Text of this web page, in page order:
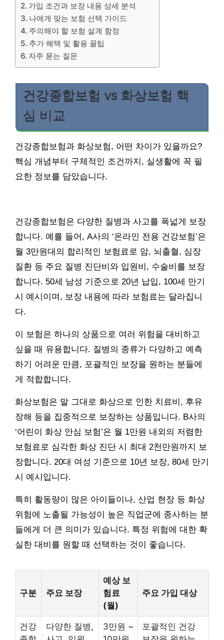
가입 조건과 보장 내용 상세 분석
나에게 맞는 보험 선택 가이드
주의해야 할 보험 설계 함정
추가 혜택 및 활용 꿀팁
자주 묻는 질문
건강종합보험 vs 화상보험 핵
심 비교
건강종합보험과 화상보험, 어떤 차이가 있을까요?
핵심 개념부터 구체적인 조건까지, 실생활에 꼭 필
요한 정보를 담았습니다.
건강종합보험은 다양한 질병과 사고를 폭넓게 보장
합니다. 예를 들어, A사의 ‘온라인 전용 건강보험’은
월 3만원대의 합리적인 보험료로 암, 뇌출혈, 심장
질환 등 주요 질병 진단비와 입원비, 수술비를 보장
합니다. 50세 남성 기준으로 20년 납입, 100세 만기
시 예시이며, 보장 내용에 따라 보험료는 달라집니
다.
이 보험은 하나의 상품으로 여러 위험을 대비하고
싶을 때 유용합니다. 질병의 종류가 다양하고 예측
하기 어려운 만큼, 포괄적인 보장을 원하는 분들에
게 적합합니다.
화상보험은 말 그대로 화상으로 인한 치료비, 후유
장해 등을 집중적으로 보장하는 상품입니다. B사의
‘어린이 화상 안심 보험’은 월 1만원 내외의 저렴한
보험료로 심각한 화상 진단 시 최대 2천만원까지 보
장합니다. 20대 여성 기준으로 10년 보장, 80세 만기
시 예시입니다.
특히 활동량이 많은 아이들이나, 산업 현장 등 화상
위험에 노출될 가능성이 높은 직업군에 종사하는 분
들에게 더 큰 의미가 있습니다. 특정 위험에 대한 확
실한 대비를 원할 때 선택하는 것이 좋습니다.
구분 주요 보장
예상 보
험료
(월)
주요 가입 대상
건강
다양한 질병,
3만원 ~
포괄적인 건강